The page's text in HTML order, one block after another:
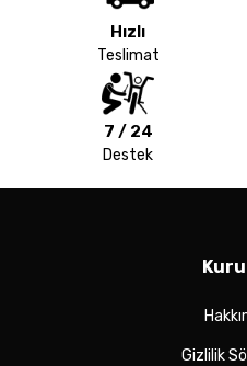
Hızlı
Teslimat
7 / 24
Destek
Gizlilik